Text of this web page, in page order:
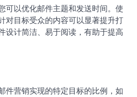
可以优化邮件主题和发送时间。使
对目标受众的内容可以显著提升打
设计简洁、易于阅读，有助于提高
件营销实现的特定目标的比例，如